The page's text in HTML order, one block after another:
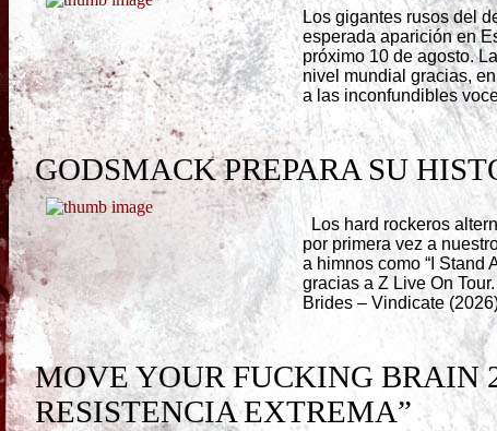
Los gigantes rusos del
esperada aparición en
próximo 10 de agosto.
nivel mundial gracias,
a las inconfundibles
GODSMACK PREPARA SU
Los hard rockeros
por primera vez a
a himnos como “I Stand
gracias a Z Live On
Brides – Vindicate
MOVE YOUR FUCKING BRAIN
RESISTENCIA EXTREMA”